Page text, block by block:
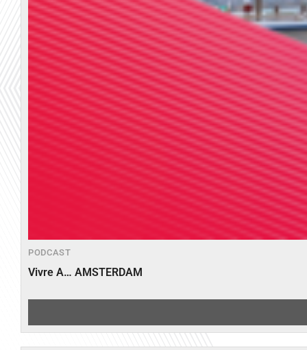
PODCAST
Vivre A… AMSTERDAM